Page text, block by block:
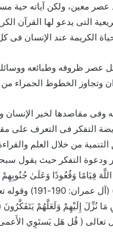
عصر معين، ولكن آياته حية
التى يدعو لها القرآن
الكريمة عند الإنسان فى
عصر ظروفه وطبائعه
وتجاوز الخطوط الحمراء من
وفى مقاصدها لخير
التفكر فى التعرف على
من خلال العلم
ودعوة التفكر حيث يقول
الَّذِينَ يَذْكُرُونَ اللَّهَ قِيَامًا
خَلَقْتَ هَٰذَا بَاطِلًا